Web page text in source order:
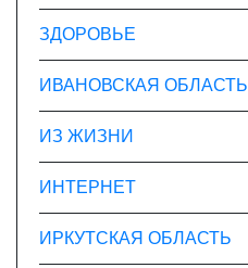
ЗДОРОВЬЕ
ИВАНОВСКАЯ ОБЛАСТЬ
ИЗ ЖИЗНИ
ИНТЕРНЕТ
ИРКУТСКАЯ ОБЛАСТЬ